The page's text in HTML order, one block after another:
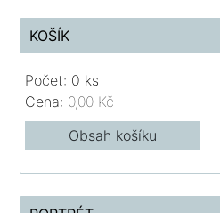
KOŠÍK
Počet: 0 ks
Cena: 0,00 Kč
Obsah košíku